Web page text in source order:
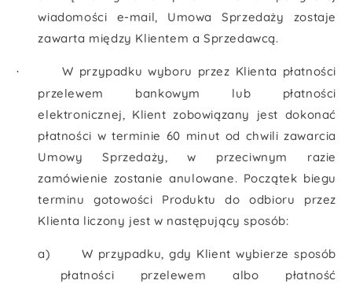
wiadomości e-mail, Umowa Sprzedaży zostaje
zawarta między Klientem a Sprzedawcą.
·
W przypadku wyboru przez Klienta płatności
przelewem bankowym lub płatności
elektronicznej, Klient zobowiązany jest dokonać
płatności w terminie 60 minut od chwili zawarcia
Umowy Sprzedaży, w przeciwnym razie
zamówienie zostanie anulowane. Początek biegu
terminu gotowości Produktu do odbioru przez
Klienta liczony jest w następujący sposób:
a)
W przypadku, gdy Klient wybierze sposób
płatności przelewem albo płatność